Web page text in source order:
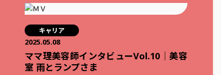
キャリア
2025.05.08
ママ理美容師インタビューVol.10｜美容
室 雨とランプさま